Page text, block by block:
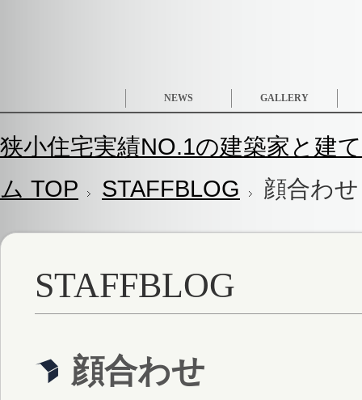
NEWS GALLERY
狭小住宅実績NO.1の建築家と建
ム TOP
STAFFBLOG 顔合わせ
STAFFBLOG
顔合わせ